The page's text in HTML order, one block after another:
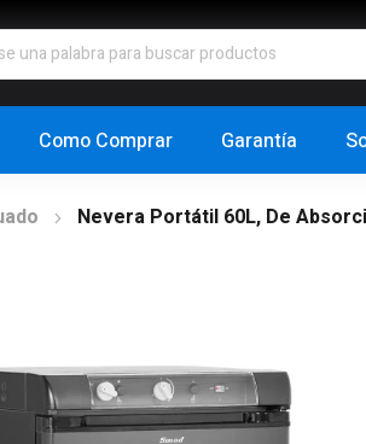
Como Comprar Garantía
Nevera Portátil 60L, De